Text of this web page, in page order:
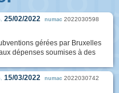
25/02/2022 numac 2022030598
gérées par Bruxelles
dépenses soumises à des
15/03/2022 numac 2022030742